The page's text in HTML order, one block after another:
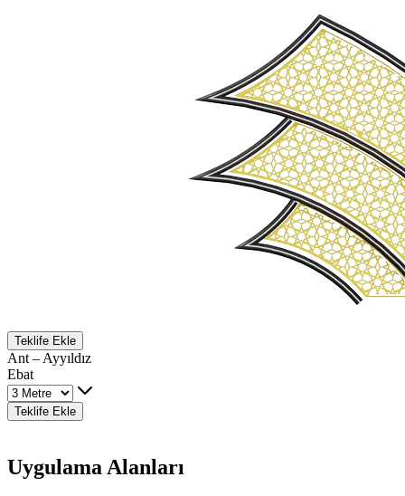
Teklife Ekle
Ant – Ayyıldız
Ebat
Teklife Ekle
Uygulama Alanları